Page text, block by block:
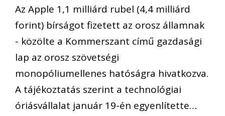
Az Apple 1,1 milliárd rubel (4,4 milliárd
forint) bírságot fizetett az orosz államnak
- közölte a Kommerszant című gazdasági
lap az orosz szövetségi
monopóliumellenes hatóságra hivatkozva.
A tájékoztatás szerint a technológiai
óriásvállalat január 19-én egyenlítette…